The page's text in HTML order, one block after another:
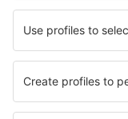
Hotely in Grand Gaube
Hotely in Le Portage